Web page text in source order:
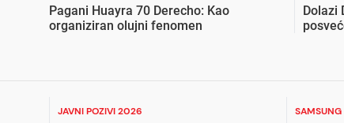
Pagani Huayra 70 Derecho: Kao
organiziran olujni fenomen
Dolazi
JAVNI POZIVI 2026 SAMSUNG